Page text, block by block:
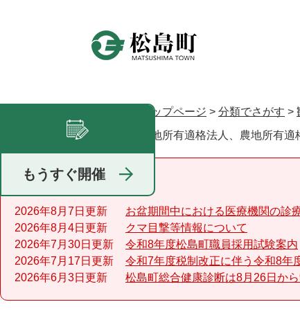
で
トップページ > 分類でさがす >
農地所有適格法人、農地所有
重要なお知らせ
2026年8月7日更新
お盆期間中における医療機関の診
2026年8月4日更新
クマ目撃等情報について
2026年7月30日更新
令和8年度松島町職員採用試験案内
2026年7月17日更新
令和7年度税制改正に伴う令和8年
2026年6月3日更新
松島町総合健康診断は8月26日か
もうすぐ開催